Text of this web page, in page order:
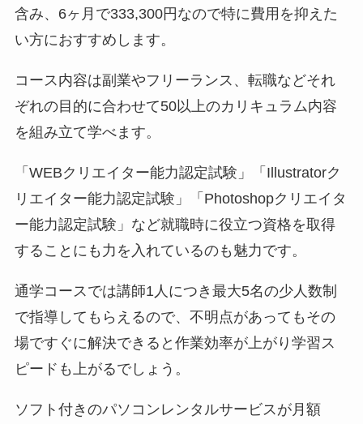
含み、6ヶ月で333,300円なので特に費用を抑えた
い方におすすめします。
コース内容は副業やフリーランス、転職などそれ
ぞれの目的に合わせて50以上のカリキュラム内容
を組み立て学べます。
「WEBクリエイター能力認定試験」「Illustratorク
リエイター能力認定試験」「Photoshopクリエイタ
ー能力認定試験」など就職時に役立つ資格を取得
することにも力を入れているのも魅力です。
通学コースでは講師1人につき最大5名の少人数制
で指導してもらえるので、不明点があってもその
場ですぐに解決できると作業効率が上がり学習ス
ピードも上がるでしょう。
ソフト付きのパソコンレンタルサービスが月額